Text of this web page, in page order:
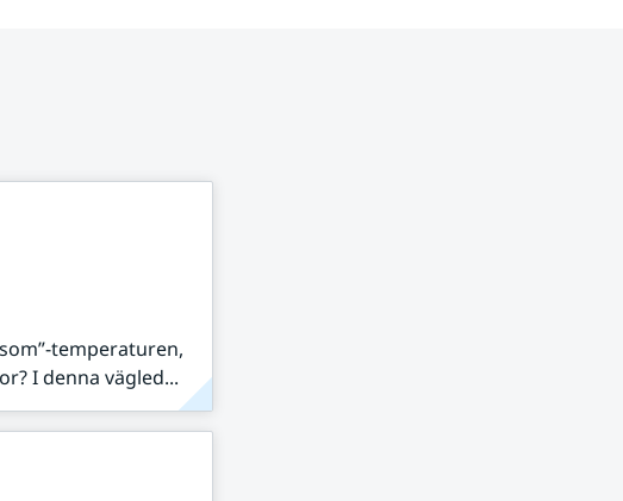
temperaturen,
I denna vägled...